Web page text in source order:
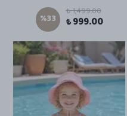
%33
₺ 1,499.00
₺ 999.00